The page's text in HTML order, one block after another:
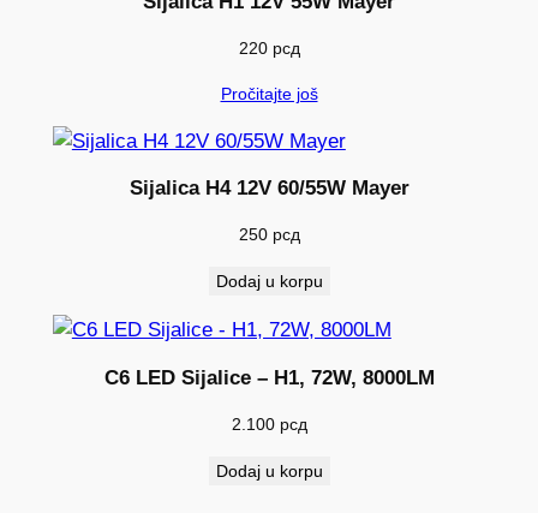
l
220 рсд
Pročitajte još
Sijalica H4 12V 60/55W Mayer
250 рсд
Dodaj u korpu
C6 LED Sijalice – H1, 72W, 8000LM
2.100 рсд
Dodaj u korpu